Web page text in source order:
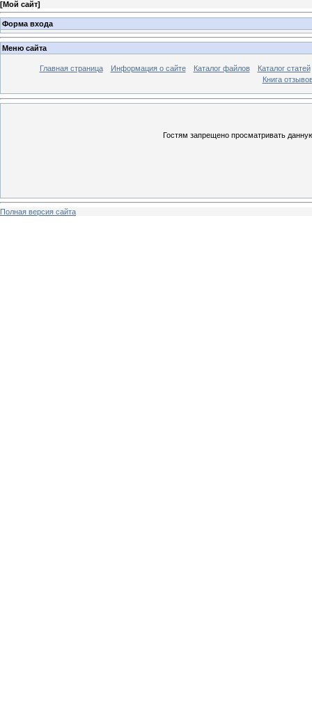
[Мой сайт]
Форма входа
Меню сайта
Главная страница Информация о сайте Каталог файлов
Каталог статей
Книга
Гостям запрещено просматривать
Полная версия сайта